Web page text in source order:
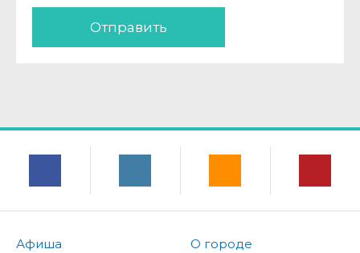
Отправить
Афиша
О городе